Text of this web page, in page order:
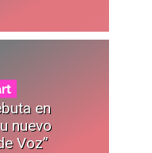
en
nuevo
Voz”